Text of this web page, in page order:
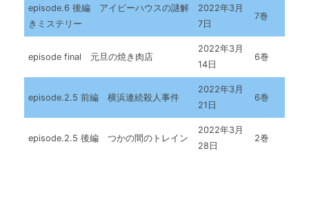
episode.6 後編 アイビーハウスの謎解
きミステリー
2022年3月
7日
7巻
episode final 元旦の焼き肉店
2022年3月
14日
6巻
episode.2.5 前編 横浜連続殺人事件
2022年3月
21日
6巻
episode.2.5 後編 つかの間のトレイン
2022年3月
28日
2巻